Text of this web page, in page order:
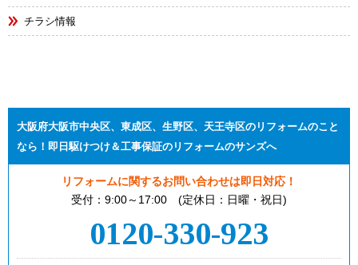
チラシ情報
大阪府大阪市中央区、東成区、生野区、天王寺区のリフォームのこと
なら！即日駆けつけ＆工事保証のリフォームのサンズへ
リフォームに関するお問い合わせは即日対応！
受付：9:00～17:00 (定休日：日曜・祝日)
0120-330-923